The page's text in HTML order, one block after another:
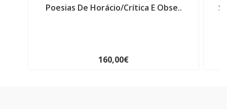
Poesias De Horácio/Crítica E Obse..
160,00€